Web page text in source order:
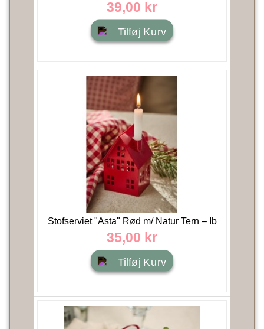
kornblomster -...
39,00 kr
Tilføj Kurv
Stofserviet "Asta" Rød m/ Natur Tern – Ib
Laursen 40x40 cm
35,00 kr
Tilføj Kurv